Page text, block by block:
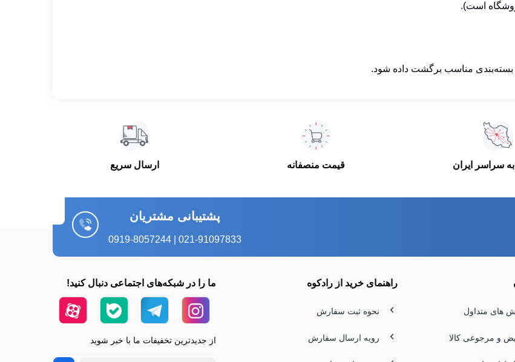
است).
و بسته‌بندی مناسب برگشت داده شود.
سراسر ایران قیمت منصفانه ارسال سریع
پشتیبانی مشتریان
021-91097833 | 0919-8057244
های متداول
و مرجوعی کالا
راهنمای خرید از رادکوه
نحوه ثبت سفارش
رویه ارسال سفارش
ما را در شبکه‌های اجتماعی دنبال کنید!
از جدیدترین تخفیفات ما با خبر شوید